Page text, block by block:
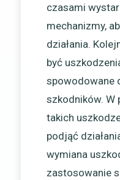
czasami
mechanizmy,
działania.
być
spowodowane
szkodników. W
takich
podjąć
wymiana
zastosowanie